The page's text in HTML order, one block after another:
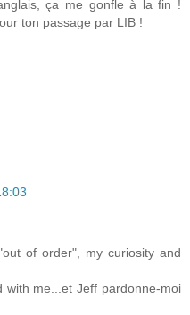
ça me gonfle à la fin !
ton passage par LIB !
of order", my curiosity and
me...et Jeff pardonne-moi